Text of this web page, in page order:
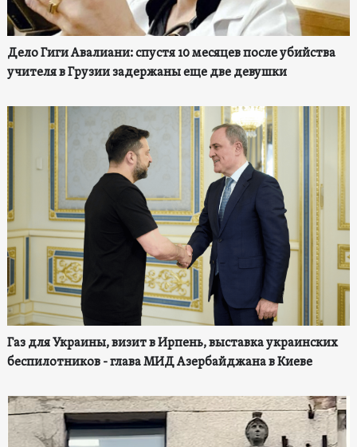
Дело Гиги Авалиани: спустя 10 месяцев после убийства
учителя в Грузии задержаны еще две девушки
Газ для Украины, визит в Ирпень, выставка украинских
беспилотников - глава МИД Азербайджана в Киеве